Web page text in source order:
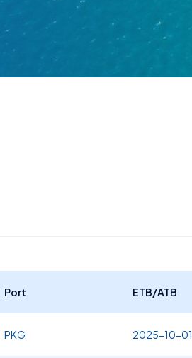
Port ETB/ATB
PKG 2025-10-01